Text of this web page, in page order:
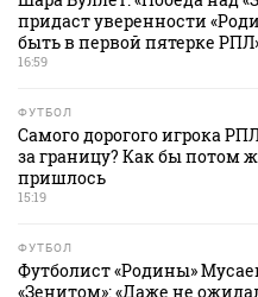
придаст уверенности
быть в первой пятерке
16:59
ФУТБОЛ
Самого дорогого игрока
за границу? Как бы потом
пришлось
15:19
ФУТБОЛ
Футболист «Родины»
«Зенитом»: «Даже не